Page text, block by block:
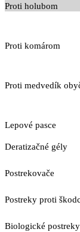
Proti holubom
Proti komárom
Proti medvedík
Lepové pasce
Deratizačné gély
Postrekovače
Postreky proti
Biologické